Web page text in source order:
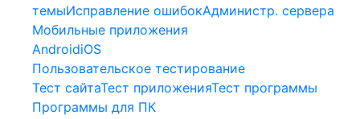
темыИсправление ошибокАдминистр. сервера
Мобильные приложения
AndroidiOS
Пользовательское тестирование
Тест сайтаТест приложенияТест программы
Программы для ПК